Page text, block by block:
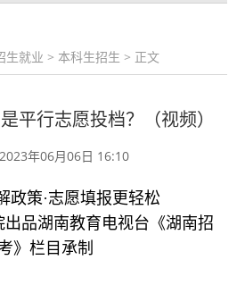
生就业 > 本科生招生 > 正文
平行志愿投档？（视频）
年06月06日 16:10
政策·志愿填报更轻松
品湖南教育电视台《湖南招
》栏目承制